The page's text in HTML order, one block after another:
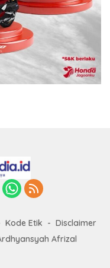
Kode Etik
Disclaimer
Afrizal